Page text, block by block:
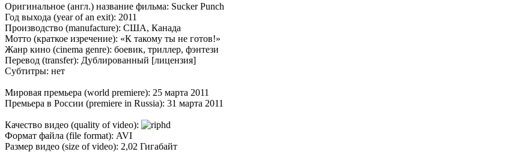
Оригинальное (англ.) название фильма: Sucker Punch
Год выхода (year of an exit): 2011
Производство (manufacture): США, Канада
Мотто (краткое изречение): «К такому ты не готов!»
Жанр кино (cinema genre): боевик, триллер, фэнтези
Перевод (transfer): Дублированный [лицензия]
Субтитры: нет
Мировая премьера (world premiere): 25 марта 2011
Премьера в России (premiere in Russia): 31 марта 2011
Качество видео (quality of video):
Формат файла (file format): AVI
Размер видео (size of video): 2,02 Гигабайт